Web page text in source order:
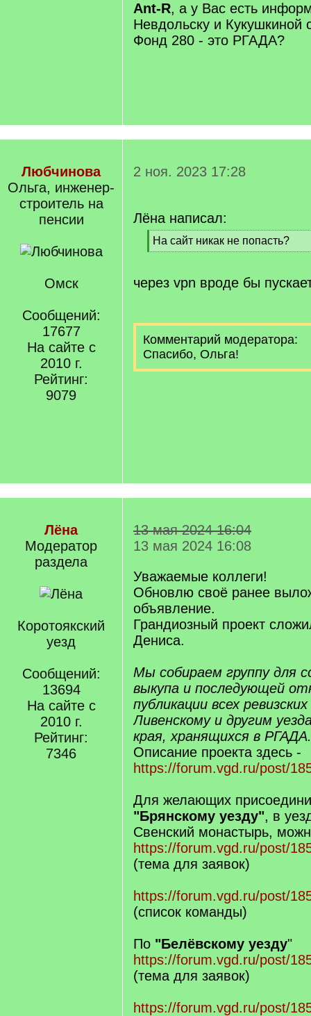
Ant-R, а у Вас есть
Невдольску и Кукушкиной
Фонд 280 - это РГАДА?
Любчинова
Ольга, инженер-
строитель на
пенсии
Омск
Сообщений:
17677
На сайте с
2010 г.
Рейтинг:
9079
2 ноя. 2023 17:28
Лёна написал:
[
q
На сайт никак не попасть?
[
q
]
через vpn вроде бы
Комментарий модератора:
Спасибо, Ольга!
Лёна
Модератор
раздела
Коротоякский
уезд
Сообщений:
13694
На сайте с
2010 г.
Рейтинг:
7346
13 мая 2024 16:04
13 мая 2024 16:08
Уважаемые коллеги!
Обновлю своё ранее
объявление.
Грандиозный проект
Дениса.
Мы собираем группу для
выкупа и последующей
публикации всех ревизских
Ливенскому и другим
края, хранящихся в РГАДА.
Описание проекта здесь -
https://forum.vgd.ru/post/
Для желающих
"Брянскому уезду", в
Свенский монастырь,
https://forum.vgd.ru/post/
(тема для заявок)
https://forum.vgd.ru/post/
(список команды)
По "Белёвскому уезду"
https://forum.vgd.ru/post/
(тема для заявок)
https://forum.vgd.ru/post/